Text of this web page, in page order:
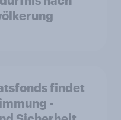
findet
-